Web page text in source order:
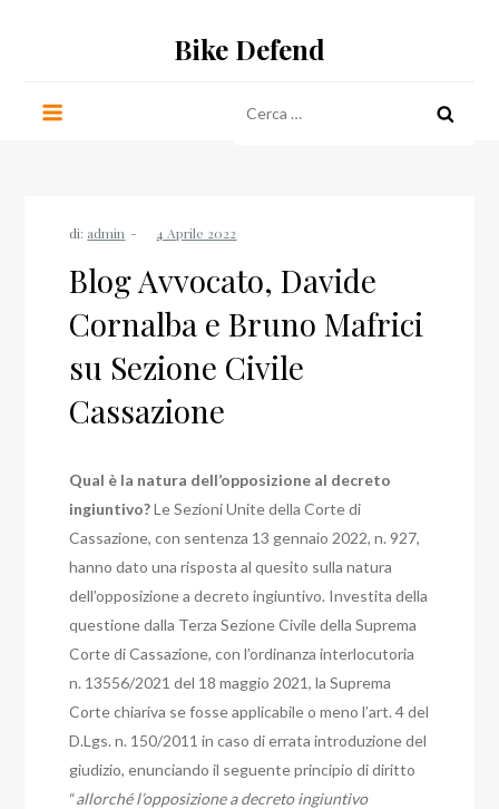
Bike Defend
per:
di: admin
Blog Avvocato, Davide
Cornalba e Bruno Mafrici
su Sezione Civile
Cassazione
Qual è la natura dell’opposizione al decreto
ingiuntivo?Le Sezioni Unite della Corte di
Cassazione, con sentenza 13 gennaio 2022, n. 927,
hanno dato una risposta al quesito sulla natura
dell’opposizione a decreto ingiuntivo. Investita della
questione dalla Terza Sezione Civile della Suprema
Corte di Cassazione,con l’ordinanza interlocutoria
n. 13556/2021 del 18 maggio 2021, la Suprema
Corte chiariva se fosse applicabile o meno l’art. 4 del
D.Lgs. n. 150/2011 in caso di errata introduzione del
giudizio, enunciando il seguente principio di diritto
“allorché l’opposizione a decreto ingiuntivo